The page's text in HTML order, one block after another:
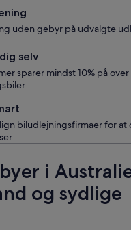
uden gebyr på udvalgte
selv
sparer mindst 10% på
biludlejningsfirmaer for at
i
og sydlige